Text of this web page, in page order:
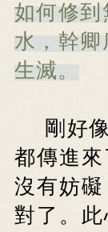
如何修到
水，幹卿
生滅。
剛好
都傳進
沒有妨
對了。